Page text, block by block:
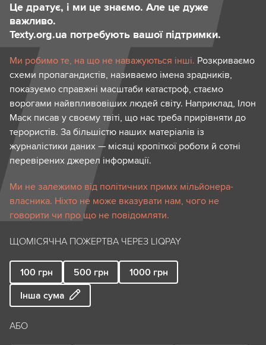
Це дратує, і ми це знаємо. Але це дуже
важливо.
Texty.org.ua потребують вашої підтримки.
Ми робимо те, на що не наважуються інші. Розкриваємо
схеми пропагандистів, називаємо імена зрадників,
показуємо справжні масштаби катастроф, стаємо
ворогами найвпливовіших людей світу. Наприклад, Ілон
Маск писав у своєму твіті, що нас треба прирівняти до
терористів. За більшістю наших матеріалів із
журналістики даних — місяці кропіткої роботи й сотні
перевірених джерел інформації.
Ми не залежимо від політичних примх мільйонера-
власника. Ніхто не може вказувати нам, чого не
говорити чи про що не повідомляти.
ЩОМІСЯЧНА ПОЖЕРТВА ЧЕРЕЗ LIQPAY
100 грн 500 грн 1000 грн
Інша сума
АБО